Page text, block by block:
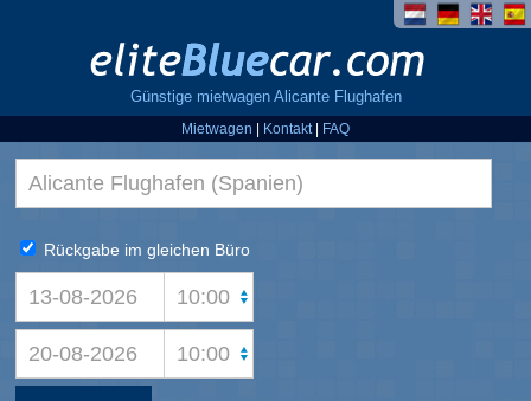
Günstige mietwagen Alicante Flughafen
Mietwagen
Kontakt| FAQ
Rückgabe im gleichen Büro